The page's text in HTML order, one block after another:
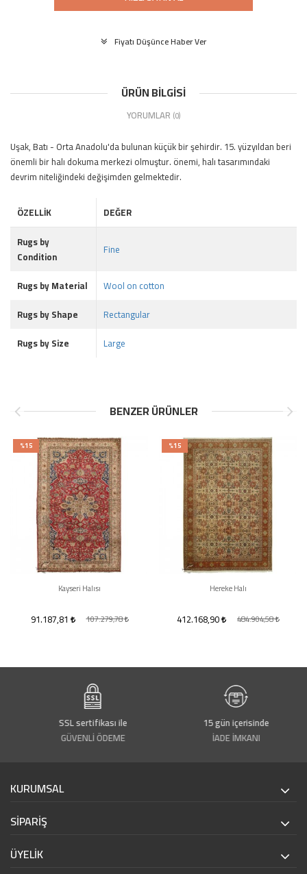
Fiyatı Düşünce Haber Ver
ÜRÜN BILGISI
YORUMLAR (0)
Uşak, Batı - Orta Anadolu'da bulunan küçük bir şehirdir. 15. yüzyıldan beri
önemli bir halı dokuma merkezi olmuştur. önemi, halı tasarımındaki
devrim niteliğindeki değişimden gelmektedir.
ÖZELLIK
DEĞER
Rugs by
Condition
Fine
Rugs by Material
Wool on cotton
Rugs by Shape
Rectangular
Rugs by Size
Large
BENZER ÜRÜNLER
Kayseri Halısı
%15
91.187,81 107.279,78
Hereke Halı
%15
412.168,90 484.904,58
SSL sertifikası ile
GÜVENLİ ÖDEME
15 gün içerisinde
İADE İMKANI
KURUMSAL
SİPARİŞ
ÜYELİK